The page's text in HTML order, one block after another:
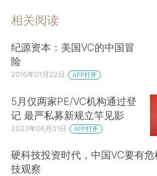
相关阅读
纪源资本：美国VC的中国冒
险
2016年01月22日 APP打开
5月仅两家PE/VC机构通过登
记 最严私募新规立竿见影
2023年06月01日 APP打开
硬科技投资时代，中国VC要有
技观察